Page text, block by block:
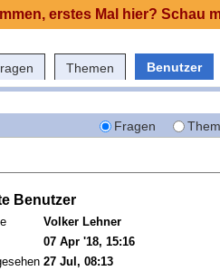
Themen Benutzer
Fragen
Benutzer
Volker Lehner
07 Apr '18, 15:16
27 Jul, 08:13
erstes Mal hier? Schau